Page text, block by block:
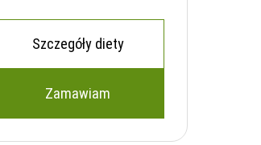
Szczegóły diety
Zamawiam